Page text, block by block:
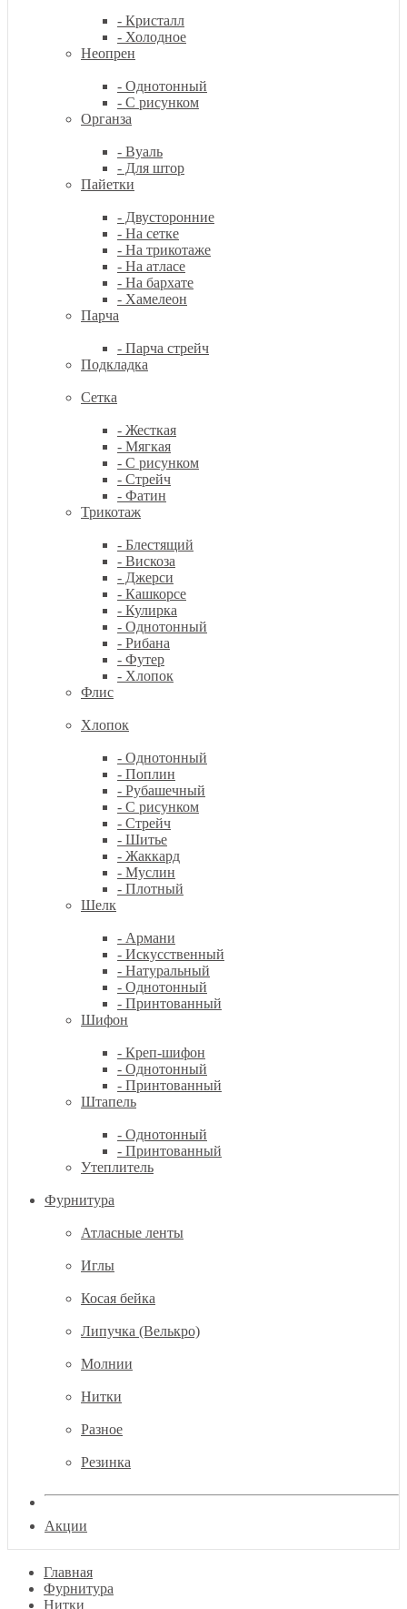
- Кристалл
- Холодное
Неопрен
- Однотонный
- С рисунком
Органза
- Вуаль
- Для штор
Пайетки
- Двусторонние
- На сетке
- На трикотаже
- На атласе
- На бархате
- Хамелеон
Парча
- Парча стрейч
Подкладка
Сетка
- Жесткая
- Мягкая
- С рисунком
- Стрейч
- Фатин
Трикотаж
- Блестящий
- Вискоза
- Джерси
- Кашкорсе
- Кулирка
- Однотонный
- Рибана
- Футер
- Хлопок
Флис
Хлопок
- Однотонный
- Поплин
- Рубашечный
- С рисунком
- Стрейч
- Шитье
- Жаккард
- Муслин
- Плотный
Шелк
- Армани
- Искусственный
- Натуральный
- Однотонный
- Принтованный
Шифон
- Креп-шифон
- Однотонный
- Принтованный
Штапель
- Однотонный
- Принтованный
Утеплитель
Фурнитура
Атласные ленты
Иглы
Косая бейка
Липучка (Велькро)
Молнии
Нитки
Разное
Резинка
Акции
Главная
Фурнитура
Нитки